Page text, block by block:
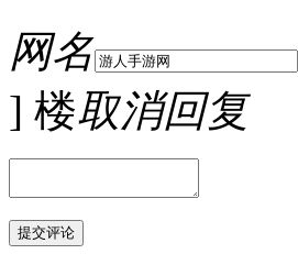
网名
] 楼取消回复